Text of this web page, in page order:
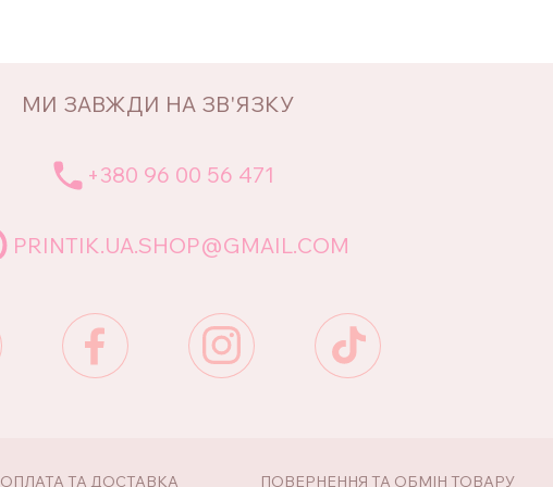
МИ ЗАВЖДИ НА ЗВ'ЯЗКУ
+380 96 00 56 471
PRINTIK.UA.SHOP@GMAIL.COM
ОПЛАТА ТА ДОСТАВКА ПОВЕРНЕННЯ ТА ОБМІН ТОВАРУ